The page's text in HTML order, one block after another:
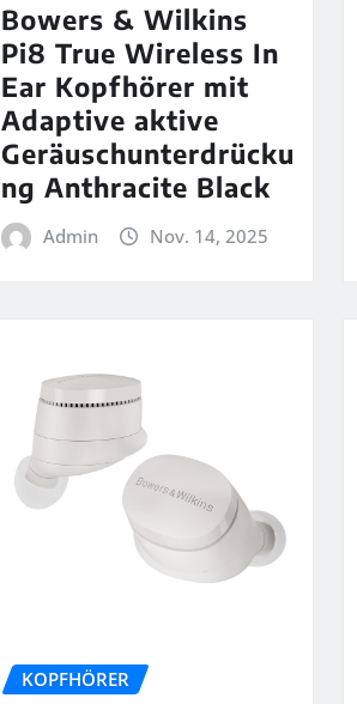
Bowers & Wilkins
Pi8 True Wireless In
Ear Kopfhörer mit
Adaptive aktive
Geräuschunterdrücku
ng Anthracite Black
Admin Nov. 14, 2025
KOPFHÖRER